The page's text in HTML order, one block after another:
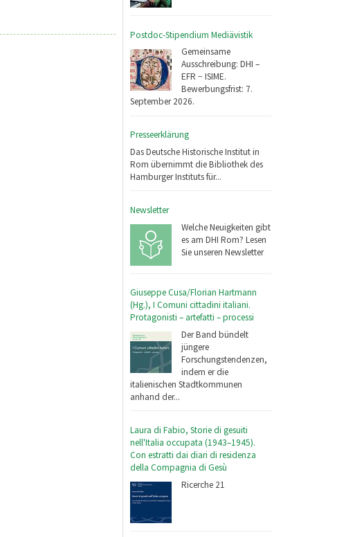
Postdoc-Stipendium Mediävistik
Gemeinsame
Ausschreibung: DHI –
EFR − ISIME.
Bewerbungsfrist: 7.
September 2026.
Presseerklärung
Das Deutsche Historische Institut in
Rom übernimmt die Bibliothek des
Hamburger Instituts für...
Newsletter
Welche Neuigkeiten gibt
es am DHI Rom? Lesen
Sie unseren Newsletter
Giuseppe Cusa/Florian Hartmann
(Hg.), I Comuni cittadini italiani.
Protagonisti – artefatti – processi
Der Band bündelt
jüngere
Forschungstendenzen,
indem er die
italienischen Stadtkommunen
anhand der...
Laura di Fabio, Storie di gesuiti
nell'Italia occupata (1943–1945).
Con estratti dai diari di residenza
della Compagnia di Gesù
Ricerche 21